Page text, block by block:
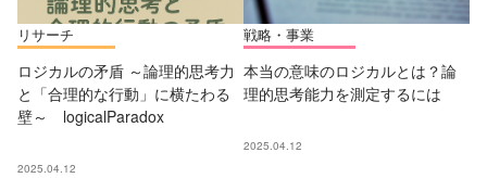
リサーチ
ロジカルの矛盾 ～論理的思考力
と「合理的な行動」に横たわる
壁～ logicalParadox
2025.04.12
戦略・事業
本当の意味のロジカルとは？論
理的思考能力を測定するには
2025.04.12